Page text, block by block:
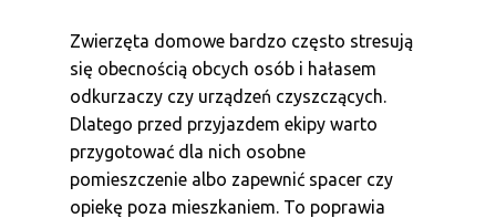
Zwierzęta domowe bardzo często stresują
się obecnością obcych osób i hałasem
odkurzaczy czy urządzeń czyszczących.
Dlatego przed przyjazdem ekipy warto
przygotować dla nich osobne
pomieszczenie albo zapewnić spacer czy
opiekę poza mieszkaniem. To poprawia